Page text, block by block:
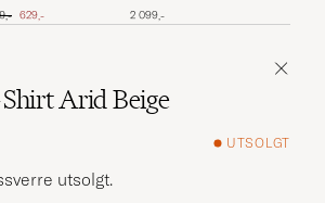
pris
Nedsatt pris
629,- 2 099,-
Arid Beige
UTSOLGT
utsolgt.